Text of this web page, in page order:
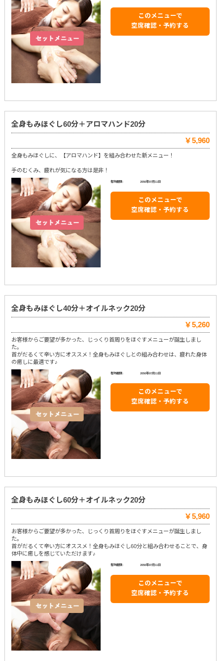
このメニューで
空席確認・予約する
全身もみほぐし60分＋アロマハンド20分
￥5,960
全身もみほぐしに、【アロマハンド】を組み合わせた新メニュー！
手のむくみ、疲れが気になる方は是非！
有効期限: 2050年07月11日
このメニューで
空席確認・予約する
全身もみほぐし40分＋オイルネック20分
￥5,260
お客様からご要望が多かった、じっくり首周りをほぐすメニューが誕生しまし
た。
首がだるくて辛い方にオススメ！全身もみほぐしとの組み合わせは、疲れた身体
の癒しに最適です♪
有効期限: 2050年07月11日
このメニューで
空席確認・予約する
全身もみほぐし60分＋オイルネック20分
￥5,960
お客様からご要望が多かった、じっくり首周りをほぐすメニューが誕生しまし
た。
首がだるくて辛い方にオススメ！全身もみほぐし60分と組み合わせることで、身
体中に癒しを感じていただけます♪
有効期限: 2050年07月11日
このメニューで
空席確認・予約する